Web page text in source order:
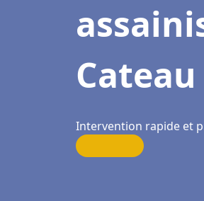
Intervention rapide et